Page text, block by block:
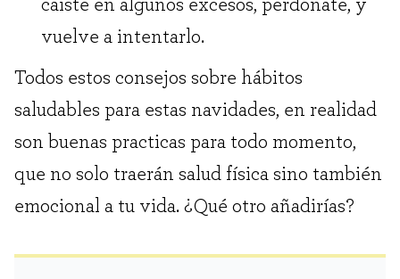
caíste en algunos excesos, perdónate, y
vuelve a intentarlo.
Todos estos consejos sobre hábitos
saludables para estas navidades, en realidad
son buenas practicas para todo momento,
que no solo traerán salud física sino también
emocional a tu vida. ¿Qué otro añadirías?